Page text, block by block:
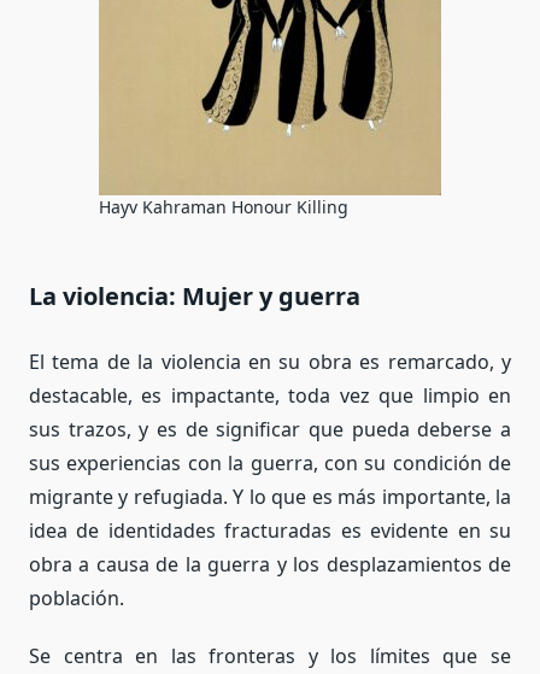
Hayv Kahraman Honour Killing
La violencia: Mujer y guerra
El tema de la violencia en su obra es remarcado, y
destacable, es impactante, toda vez que limpio en
sus trazos, y es de significar que pueda deberse a
sus experiencias con la guerra, con su condición de
migrante y refugiada. Y lo que es más importante, la
idea de identidades fracturadas es evidente en su
obra a causa de la guerra y los desplazamientos de
población.
Se centra en las fronteras y los límites que se